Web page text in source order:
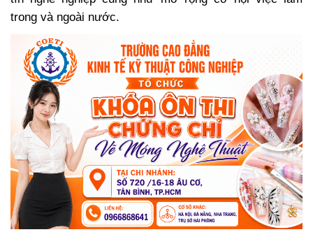
trong và ngoài nước.